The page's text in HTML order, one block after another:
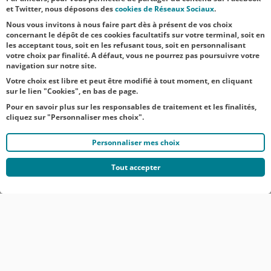
et Twitter, nous déposons descookies de Réseaux Sociaux.
Nous vous invitons à nous faire part dès à présent de vos choix
concernant le dépôt de ces cookies facultatifs sur votre terminal, soit en
les acceptant tous, soit en les refusant tous, soit en personnalisant
votre choix par finalité. A défaut, vous ne pourrez pas poursuivre votre
navigation sur notre site.
Votre choix est libre et peut être modifié à tout moment, en cliquant
sur le lien "Cookies", en bas de page.
Pour en savoir plus sur les responsables de traitement et les finalités,
cliquez sur "Personnaliser mes choix".
Personnaliser mes choix
Tout accepter